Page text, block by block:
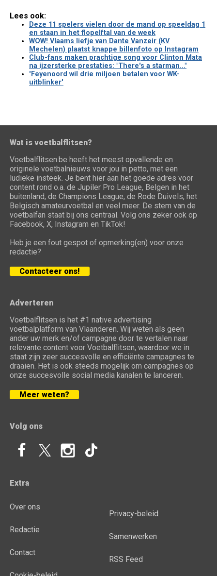
Lees ook:
Deze 11 spelers vielen door de mand op speeldag 1
en staan in het flopelftal van de week
WOW! Vlaams liefje van Dante Vanzeir (KV
Mechelen) plaatst knappe billenfoto op Instagram
Club-fans maken prachtige song voor Clinton Mata
na ijzersterke prestaties: "There's a starman..."
'Feyenoord wil drie miljoen betalen voor WK-
uitblinker'
Wat is voetbalflitsen?
Voetbalflitsen.be heeft het meest opvallende en
originele voetbalnieuws voor jou in petto, met een
ludieke insteek. Je bent hier aan het goede adres voor
content rond o.a. de Jupiler Pro League, Belgen in het
buitenland, de Champions League, de Rode Duivels, het
Belgisch amateurvoetbal en veel meer. De stem van de
voetbalfan staat bij ons centraal. Volg ons zeker ook op
Facebook, X, Instagram en TikTok!
Heb je een fout gespot of opmerking(en) voor onze
redactie?
Contacteer ons!
Adverteren
Voetbalflitsen is het #1 native advertising
voetbalplatform van Vlaanderen. Wij weten als geen
ander uw merk en/of campagne door te vertalen naar
relevante content voor Voetbalflitsen, waardoor we in
staat zijn zeer succesvolle en efficiënte campagnes te
draaien. Het is ook steeds mogelijk om campagnes op
onze succesvolle social media kanalen te lanceren.
Meer weten?
Volg ons
Extra
Over ons
Redactie
Contact
Privacy-beleid
Samenwerken
RSS Feed